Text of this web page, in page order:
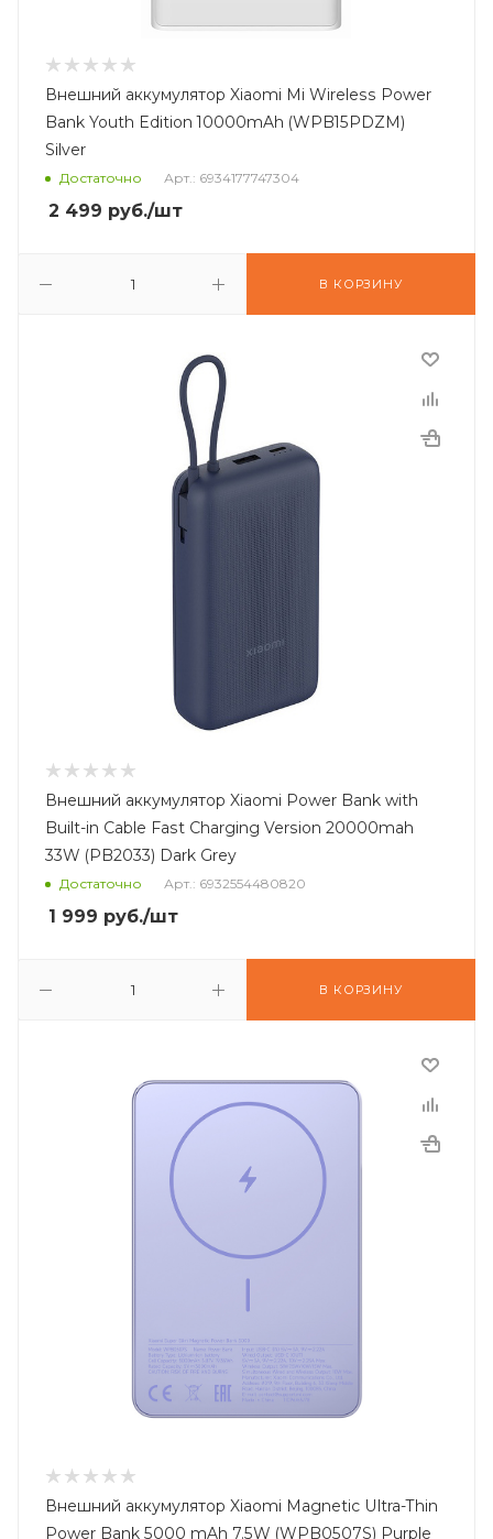
Внешний аккумулятор Xiaomi Mi Wireless Power
Bank Youth Edition 10000mAh (WPB15PDZM)
Silver
Достаточно Арт.: 6934177747304
2 499 руб./шт
В КОРЗИНУ
Внешний аккумулятор Xiaomi Power Bank with
Built-in Cable Fast Charging Version 20000mah
33W (PB2033) Dark Grey
Достаточно Арт.: 6932554480820
1 999 руб./шт
В КОРЗИНУ
Внешний аккумулятор Xiaomi Magnetic Ultra-Thin
Power Bank 5000 mAh 7.5W (WPB0507S) Purple